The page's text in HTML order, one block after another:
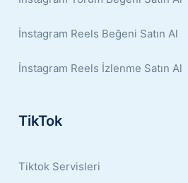
İnstagram Reels Beğeni Satın Al
İnstagram Reels İzlenme Satın Al
TikTok
Tiktok Servisleri